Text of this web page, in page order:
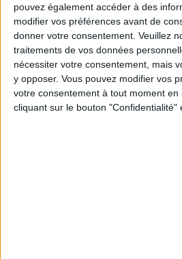
pouvez également accéder à des
modifier vos préférences avant de
donner votre consentement. Veuillez
traitements de vos données
nécessiter votre consentement, mais
y opposer. Vous pouvez modifier vos
votre consentement à tout moment
cliquant sur le bouton "Confidentialité"
Combien de kilos souhaitez-
Moins de
De 5 à 10